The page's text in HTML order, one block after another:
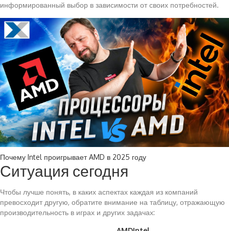
информированный выбор в зависимости от своих потребностей.
Почему Intel проигрывает AMD в 2025 году
Ситуация сегодня
Чтобы лучше понять, в каких аспектах каждая из компаний
превосходит другую, обратите внимание на таблицу, отражающую
производительность в играх и других задачах: